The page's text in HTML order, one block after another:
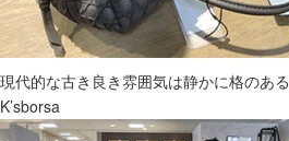
現代的な古き良き雰囲気は静かに格のあ
K’sborsa